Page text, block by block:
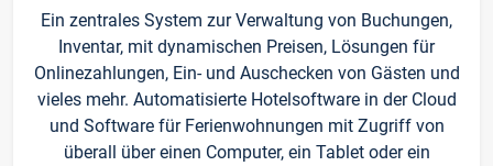
Ein zentrales System zur Verwaltung von Buchungen,
Inventar, mit dynamischen Preisen, Lösungen für
Onlinezahlungen, Ein- und Auschecken von Gästen und
vieles mehr. Automatisierte Hotelsoftware in der Cloud
und Software für Ferienwohnungen mit Zugriff von
überall über einen Computer, ein Tablet oder ein